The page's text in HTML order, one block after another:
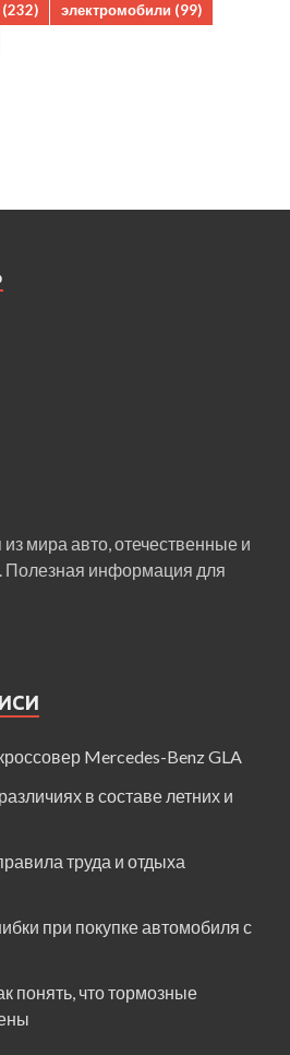
(232) электромобили (99)
мира авто, отечественные и
Полезная информация для
Mercedes-Benz GLA
в составе летних и
труда и отдыха
при покупке автомобиля с
понять, что тормозные